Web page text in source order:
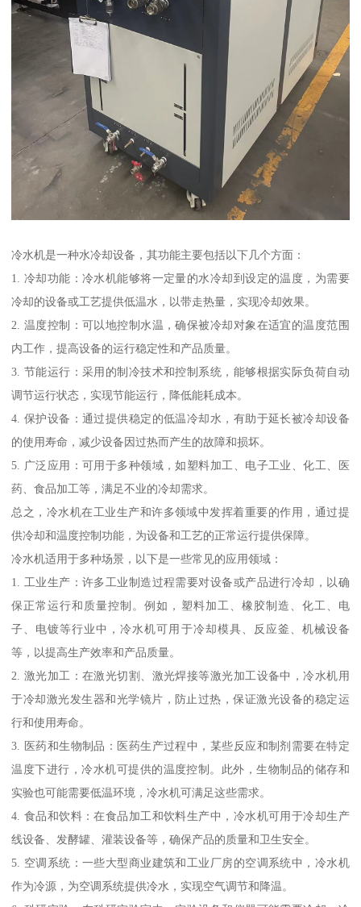
冷水机是一种水冷却设备，其功能主要包括以下几个方面：
1. 冷却功能：冷水机能够将一定量的水冷却到设定的温度，为需要
冷却的设备或工艺提供低温水，以带走热量，实现冷却效果。
2. 温度控制：可以地控制水温，确保被冷却对象在适宜的温度范围
内工作，提高设备的运行稳定性和产品质量。
3. 节能运行：采用的制冷技术和控制系统，能够根据实际负荷自动
调节运行状态，实现节能运行，降低能耗成本。
4. 保护设备：通过提供稳定的低温冷却水，有助于延长被冷却设备
的使用寿命，减少设备因过热而产生的故障和损坏。
5. 广泛应用：可用于多种领域，如塑料加工、电子工业、化工、医
药、食品加工等，满足不业的冷却需求。
总之，冷水机在工业生产和许多领域中发挥着重要的作用，通过提
供冷却和温度控制功能，为设备和工艺的正常运行提供保障。
冷水机适用于多种场景，以下是一些常见的应用领域：
1. 工业生产：许多工业制造过程需要对设备或产品进行冷却，以确
保正常运行和质量控制。例如，塑料加工、橡胶制造、化工、电
子、电镀等行业中，冷水机可用于冷却模具、反应釜、机械设备
等，以提高生产效率和产品质量。
2. 激光加工：在激光切割、激光焊接等激光加工设备中，冷水机用
于冷却激光发生器和光学镜片，防止过热，保证激光设备的稳定运
行和使用寿命。
3. 医药和生物制品：医药生产过程中，某些反应和制剂需要在特定
温度下进行，冷水机可提供的温度控制。此外，生物制品的储存和
实验也可能需要低温环境，冷水机可满足这些需求。
4. 食品和饮料：在食品加工和饮料生产中，冷水机可用于冷却生产
线设备、发酵罐、灌装设备等，确保产品的质量和卫生安全。
5. 空调系统：一些大型商业建筑和工业厂房的空调系统中，冷水机
作为冷源，为空调系统提供冷水，实现空气调节和降温。